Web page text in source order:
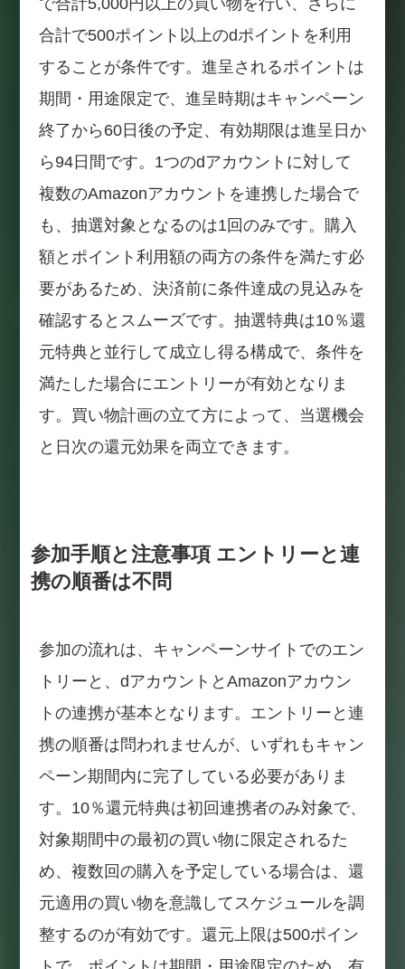
合計で500ポイント以上のdポイントを利用
することが条件です。進呈されるポイントは
期間・用途限定で、進呈時期はキャンペーン
終了から60日後の予定、有効期限は進呈日か
ら94日間です。1つのdアカウントに対して
複数のAmazonアカウントを連携した場合で
も、抽選対象となるのは1回のみです。購入
額とポイント利用額の両方の条件を満たす必
要があるため、決済前に条件達成の見込みを
確認するとスムーズです。抽選特典は10％還
元特典と並行して成立し得る構成で、条件を
満たした場合にエントリーが有効となりま
す。買い物計画の立て方によって、当選機会
と日次の還元効果を両立できます。
参加手順と注意事項 エントリーと連
携の順番は不問
参加の流れは、キャンペーンサイトでのエン
トリーと、dアカウントとAmazonアカウン
トの連携が基本となります。エントリーと連
携の順番は問われませんが、いずれもキャン
ペーン期間内に完了している必要がありま
す。10％還元特典は初回連携者のみ対象で、
対象期間中の最初の買い物に限定されるた
め、複数回の購入を予定している場合は、還
元適用の買い物を意識してスケジュールを調
整するのが有効です。還元上限は500ポイン